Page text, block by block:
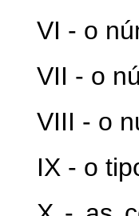
VI - o
VII - o
VIII - o
IX - o